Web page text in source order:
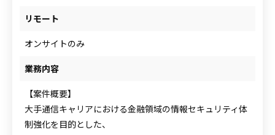
リモート
オンサイトのみ
業務内容
【案件概要】
大手通信キャリアにおける金融領域の情報セキュリティ体
制強化を目的とした、